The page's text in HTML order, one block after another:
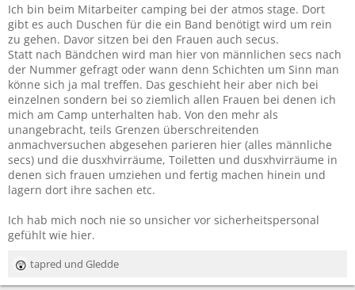
Ich bin beim Mitarbeiter camping bei der atmos stage. Dort
gibt es auch Duschen für die ein Band benötigt wird um rein
zu gehen. Davor sitzen bei den Frauen auch secus.
Statt nach Bändchen wird man hier von männlichen secs nach
der Nummer gefragt oder wann denn Schichten um Sinn man
könne sich ja mal treffen. Das geschieht heir aber nich bei
einzelnen sondern bei so ziemlich allen Frauen bei denen ich
mich am Camp unterhalten hab. Von den mehr als
unangebracht, teils Grenzen überschreitenden
anmachversuchen abgesehen parieren hier (alles männliche
secs) und die dusxhvirräume, Toiletten und dusxhvirräume in
denen sich frauen umziehen und fertig machen hinein und
lagern dort ihre sachen etc.
Ich hab mich noch nie so unsicher vor sicherheitspersonal
gefühlt wie hier.
R
e
tapred und Gledde